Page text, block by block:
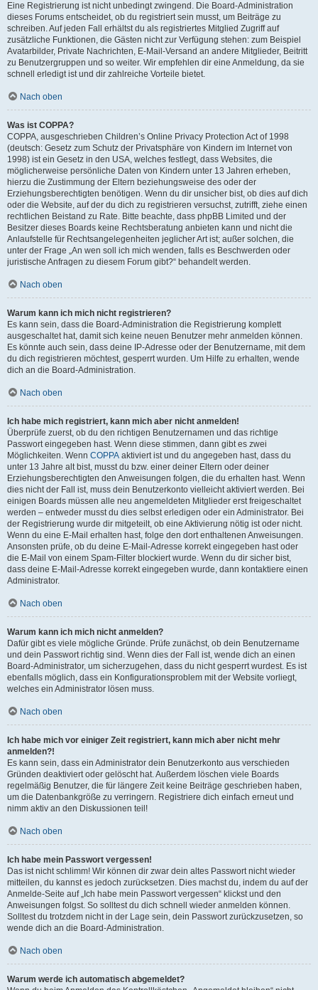
Eine Registrierung ist nicht unbedingt zwingend. Die Board-Administration
dieses Forums entscheidet, ob du registriert sein musst, um Beiträge zu
schreiben. Auf jeden Fall erhältst du als registriertes Mitglied Zugriff auf
zusätzliche Funktionen, die Gästen nicht zur Verfügung stehen: zum Beispiel
Avatarbilder, Private Nachrichten, E-Mail-Versand an andere Mitglieder, Beitritt
zu Benutzergruppen und so weiter. Wir empfehlen dir eine Anmeldung, da sie
schnell erledigt ist und dir zahlreiche Vorteile bietet.
Nach oben
Was ist COPPA?
COPPA, ausgeschrieben Children’s Online Privacy Protection Act of 1998
(deutsch: Gesetz zum Schutz der Privatsphäre von Kindern im Internet von
1998) ist ein Gesetz in den USA, welches festlegt, dass Websites, die
möglicherweise persönliche Daten von Kindern unter 13 Jahren erheben,
hierzu die Zustimmung der Eltern beziehungsweise des oder der
Erziehungsberechtigten benötigen. Wenn du dir unsicher bist, ob dies auf dich
oder die Website, auf der du dich zu registrieren versuchst, zutrifft, ziehe einen
rechtlichen Beistand zu Rate. Bitte beachte, dass phpBB Limited und der
Besitzer dieses Boards keine Rechtsberatung anbieten kann und nicht die
Anlaufstelle für Rechtsangelegenheiten jeglicher Art ist; außer solchen, die
unter der Frage „An wen soll ich mich wenden, falls es Beschwerden oder
juristische Anfragen zu diesem Forum gibt?“ behandelt werden.
Nach oben
Warum kann ich mich nicht registrieren?
Es kann sein, dass die Board-Administration die Registrierung komplett
ausgeschaltet hat, damit sich keine neuen Benutzer mehr anmelden können.
Es könnte auch sein, dass deine IP-Adresse oder der Benutzername, mit dem
du dich registrieren möchtest, gesperrt wurden. Um Hilfe zu erhalten, wende
dich an die Board-Administration.
Nach oben
Ich habe mich registriert, kann mich aber nicht anmelden!
Überprüfe zuerst, ob du den richtigen Benutzernamen und das richtige
Passwort eingegeben hast. Wenn diese stimmen, dann gibt es zwei
Möglichkeiten. Wenn COPPA aktiviert ist und du angegeben hast, dass du
unter 13 Jahre alt bist, musst du bzw. einer deiner Eltern oder deiner
Erziehungsberechtigten den Anweisungen folgen, die du erhalten hast. Wenn
dies nicht der Fall ist, muss dein Benutzerkonto vielleicht aktiviert werden. Bei
einigen Boards müssen alle neu angemeldeten Mitglieder erst freigeschaltet
werden – entweder musst du dies selbst erledigen oder ein Administrator. Bei
der Registrierung wurde dir mitgeteilt, ob eine Aktivierung nötig ist oder nicht.
Wenn du eine E-Mail erhalten hast, folge den dort enthaltenen Anweisungen.
Ansonsten prüfe, ob du deine E-Mail-Adresse korrekt eingegeben hast oder
die E-Mail von einem Spam-Filter blockiert wurde. Wenn du dir sicher bist,
dass deine E-Mail-Adresse korrekt eingegeben wurde, dann kontaktiere einen
Administrator.
Nach oben
Warum kann ich mich nicht anmelden?
Dafür gibt es viele mögliche Gründe. Prüfe zunächst, ob dein Benutzername
und dein Passwort richtig sind. Wenn dies der Fall ist, wende dich an einen
Board-Administrator, um sicherzugehen, dass du nicht gesperrt wurdest. Es ist
ebenfalls möglich, dass ein Konfigurationsproblem mit der Website vorliegt,
welches ein Administrator lösen muss.
Nach oben
Ich habe mich vor einiger Zeit registriert, kann mich aber nicht mehr
anmelden?!
Es kann sein, dass ein Administrator dein Benutzerkonto aus verschieden
Gründen deaktiviert oder gelöscht hat. Außerdem löschen viele Boards
regelmäßig Benutzer, die für längere Zeit keine Beiträge geschrieben haben,
um die Datenbankgröße zu verringern. Registriere dich einfach erneut und
nimm aktiv an den Diskussionen teil!
Nach oben
Ich habe mein Passwort vergessen!
Das ist nicht schlimm! Wir können dir zwar dein altes Passwort nicht wieder
mitteilen, du kannst es jedoch zurücksetzen. Dies machst du, indem du auf der
Anmelde-Seite auf „Ich habe mein Passwort vergessen“ klickst und den
Anweisungen folgst. So solltest du dich schnell wieder anmelden können.
Solltest du trotzdem nicht in der Lage sein, dein Passwort zurückzusetzen, so
wende dich an die Board-Administration.
Nach oben
Warum werde ich automatisch abgemeldet?